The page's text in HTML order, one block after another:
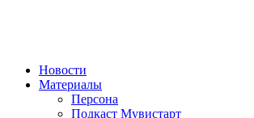
Новости
Материалы
Персона
Подкаст Мувистарт